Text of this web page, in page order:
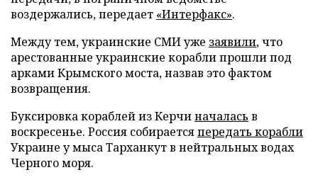
воздержались, передает «Интерфакс».
Между тем, украинские СМИ уже заявили, что
арестованные украинские корабли прошли под
арками Крымского моста, назвав это фактом
возвращения.
Буксировка кораблей из Керчиначалась в
воскресенье. Россия собираетсяпередать корабли
Украине у мыса Тарханкут в нейтральных водах
Черного моря.